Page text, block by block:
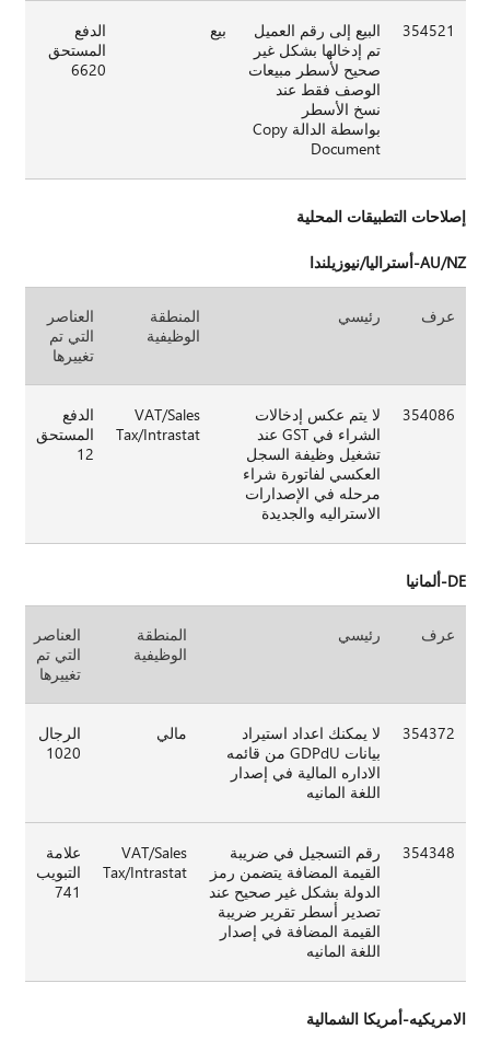
354521
البيع إلى رقم العميل
تم إدخالها بشكل غير
صحيح لأسطر مبيعات
الوصف فقط عند
نسخ الأسطر
بواسطة الدالة Copy
Document
بيع
الدفع
المستحق
6620
إصلاحات التطبيقات المحلية
AU/NZ-أستراليا/نيوزيلندا
عرف رئيسي
المنطقة
الوظيفية
العناصر
التي تم
تغييرها
354086
لا يتم عكس إدخالات
الشراء في GST عند
تشغيل وظيفة السجل
العكسي لفاتورة شراء
مرحله في الإصدارات
الاستراليه والجديدة
VAT/Sales
Tax/Intrastat
الدفع
المستحق
12
DE-ألمانيا
عرف رئيسي
المنطقة
الوظيفية
العناصر
التي تم
تغييرها
354372
لا يمكنك اعداد استيراد
بيانات GDPdU من قائمه
الاداره المالية في إصدار
اللغة المانيه
مالي
الرجال
1020
354348
رقم التسجيل في ضريبة
القيمة المضافة يتضمن رمز
الدولة بشكل غير صحيح عند
تصدير أسطر تقرير ضريبة
القيمة المضافة في إصدار
اللغة المانيه
VAT/Sales
Tax/Intrastat
علامة
التبويب
741
الامريكيه-أمريكا الشمالية